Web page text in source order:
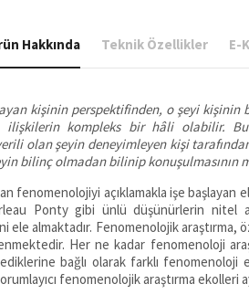
Hakkında Teknik Özellikler E-
kişinin perspektifinden, o şeyi
kompleks bir hâli olabilir.
olan şeyin dene­yimleyen kişi
bilinç olmadan bilinip konuşulmasının
fenomenolojiyi açıklamakla işe başlayan
Ponty gibi ünlü düşünürlerin nitel
ele almaktadır. Fenomenolojik
Her ne kadar fenomenoloji
bağlı olarak farklı
fenomenolojik araştırma ekolleri